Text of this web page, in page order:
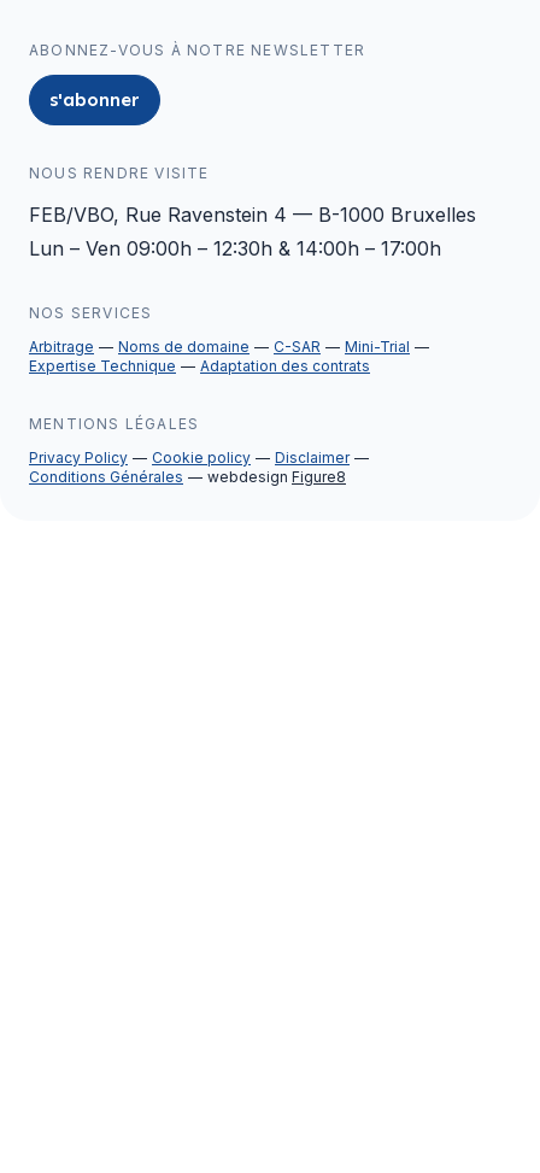
ABONNEZ-VOUS À NOTRE NEWSLETTER
s'abonner
NOUS RENDRE VISITE
FEB/VBO, Rue Ravenstein 4 — B-1000 Bruxelles
Lun – Ven 09:00h – 12:30h & 14:00h – 17:00h
NOS SERVICES
Arbitrage
Noms de domaine C-SAR
Mini-Trial
Expertise Technique
Adaptation des contrats
MENTIONS LÉGALES
Privacy Policy
Cookie policy
Disclaimer
Conditions Générales
webdesign Figure8